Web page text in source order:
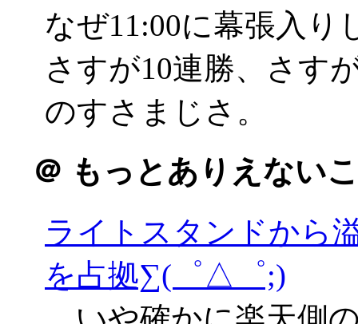
なぜ11:00に幕張入
さすが10連勝、さす
のすさまじさ。
＠ もっとありえない
ライトスタンドから
を占拠∑(゜△゜;)